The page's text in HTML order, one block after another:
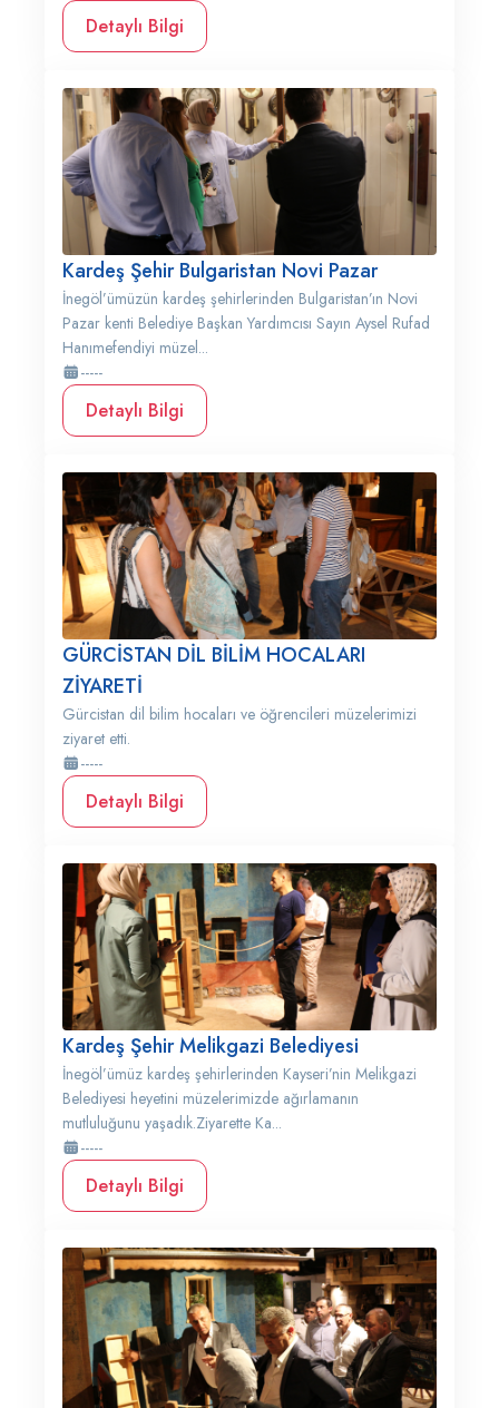
Detaylı Bilgi
Kardeş Şehir Bulgaristan Novi Pazar
İnegöl’ümüzün kardeş şehirlerinden Bulgaristan’ın Novi
Pazar kenti Belediye Başkan Yardımcısı Sayın Aysel Rufad
Hanımefendiyi müzel...
-----
Detaylı Bilgi
GÜRCİSTAN DİL BİLİM HOCALARI
ZİYARETİ
Gürcistan dil bilim hocaları ve öğrencileri müzelerimizi
ziyaret etti.
-----
Detaylı Bilgi
Kardeş Şehir Melikgazi Belediyesi
İnegöl’ümüz kardeş şehirlerinden Kayseri’nin Melikgazi
Belediyesi heyetini müzelerimizde ağırlamanın
mutluluğunu yaşadık.Ziyarette Ka...
-----
Detaylı Bilgi